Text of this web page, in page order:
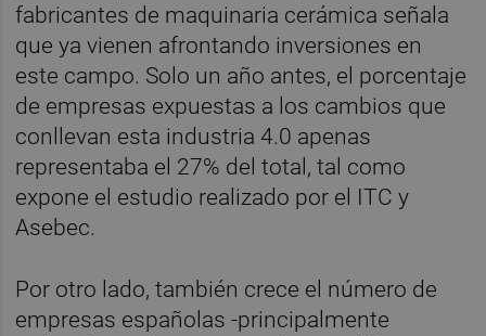
fabricantes de maquinaria cerámica señala
que ya vienen afrontando inversiones en
este campo. Solo un año antes, el porcentaje
de empresas expuestas a los cambios que
conllevan esta industria 4.0 apenas
representaba el 27% del total, tal como
expone el estudio realizado por el ITC y
Asebec.
Por otro lado, también crece el número de
empresas españolas -principalmente